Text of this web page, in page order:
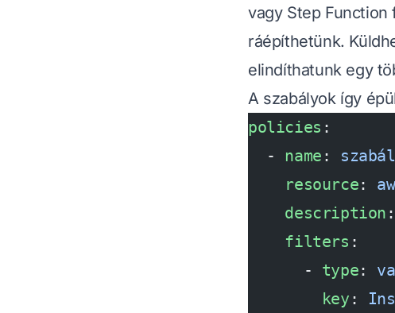
vagy Step
ráépíthetünk.
elindíthatunk egy
A szabályok így
policies :
  -
name :
    resource
:
    description
:
    filters
      -
type:
        key
: